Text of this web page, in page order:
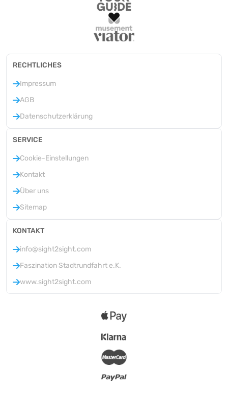
RECHTLICHES
Impressum
AGB
Datenschutzerklärung
SERVICE
Cookie-Einstellungen
Kontakt
Über uns
Sitemap
KONTAKT
info@sight2sight.com
Faszination Stadtrundfahrt e.K.
www.sight2sight.com